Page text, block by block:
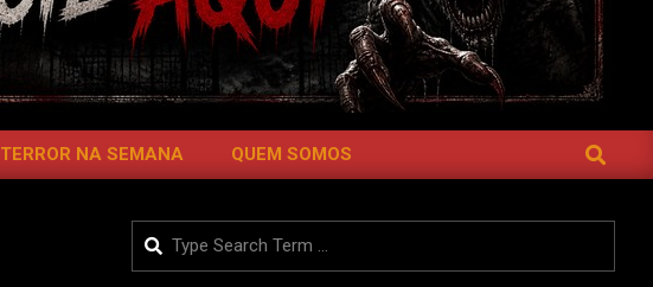
TERROR NA SEMANA QUEM SOMOS SEARCH
Search